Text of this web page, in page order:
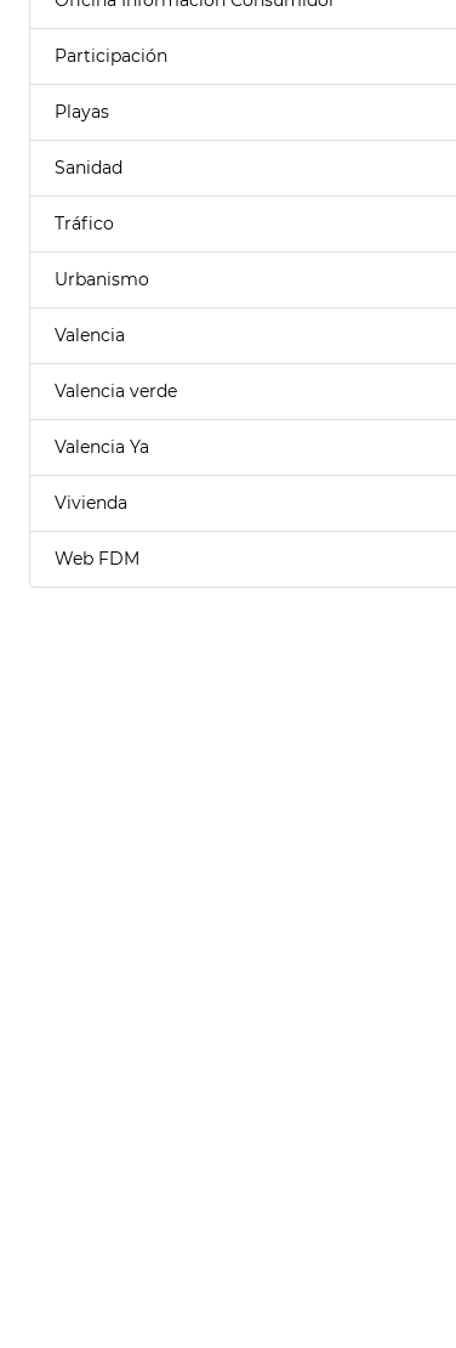
Participación
Playas
Sanidad
Tráfico
Urbanismo
Valencia
Valencia verde
Valencia Ya
Vivienda
Web FDM